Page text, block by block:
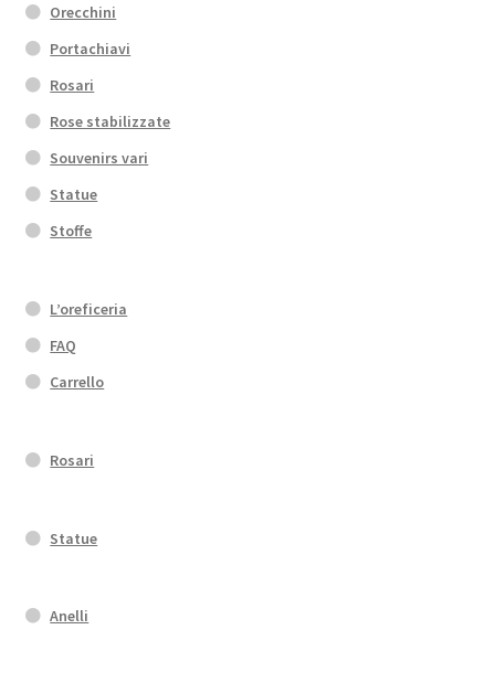
Orecchini
Portachiavi
Rosari
Rose stabilizzate
Souvenirs vari
Statue
Stoffe
L’oreficeria
FAQ
Carrello
Rosari
Statue
Anelli